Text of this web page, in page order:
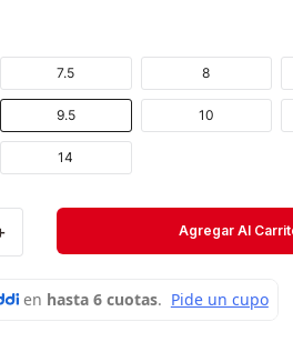
10
14
7.5 8
9.5
Agregar Al
Medias
Short